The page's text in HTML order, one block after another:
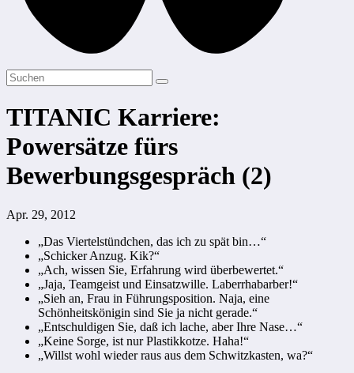
TITANIC Karriere:
Powersätze fürs
Bewerbungsgespräch (2)
Apr. 29, 2012
„Das Viertelstündchen, das ich zu spät bin…“
„Schicker Anzug. Kik?“
„Ach, wissen Sie, Erfahrung wird überbewertet.“
„Jaja, Teamgeist und Einsatzwille. Laberrhabarber!“
„Sieh an, Frau in Führungsposition. Naja, eine
Schönheitskönigin sind Sie ja nicht gerade.“
„Entschuldigen Sie, daß ich lache, aber Ihre Nase…“
„Keine Sorge, ist nur Plastikkotze. Haha!“
„Willst wohl wieder raus aus dem Schwitzkasten, wa?“